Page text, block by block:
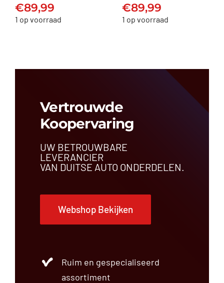
€89,99
€89,99
1 op voorraad
€89,99
€89,99
1 op voorraad
Vertrouwde
Koopervaring
UW BETROUWBARE
LEVERANCIER
VAN DUITSE AUTO ONDERDELEN.
Webshop Bekijken
Ruim en gespecialiseerd
assortiment